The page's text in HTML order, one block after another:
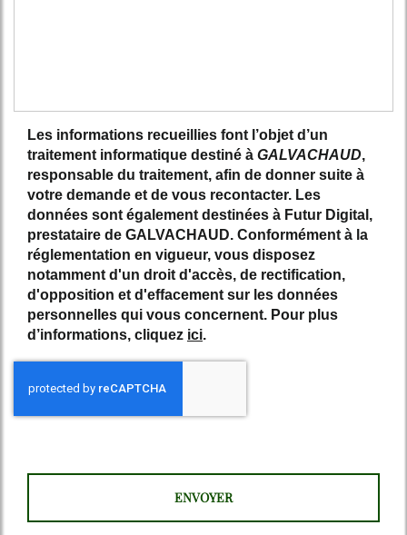
Les informations recueillies font l’objet d’un
traitement informatique destiné à GALVACHAUD,
responsable du traitement, afin de donner suite à
votre demande et de vous recontacter. Les
données sont également destinées à Futur Digital,
prestataire de GALVACHAUD. Conformément à la
réglementation en vigueur, vous disposez
notamment d'un droit d'accès, de rectification,
d'opposition et d'effacement sur les données
personnelles qui vous concernent. Pour plus
d’informations, cliquez ici.